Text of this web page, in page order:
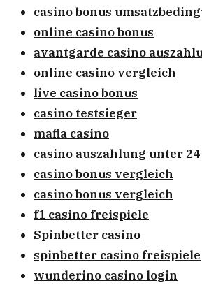
casino bonus
online casino bonus
avantgarde casino
online casino vergleich
live casino bonus
casino testsieger
mafia casino
casino auszahlung unter
casino bonus vergleich
casino bonus vergleich
f1 casino freispiele
Spinbetter casino
spinbetter casino freispiele
wunderino casino login